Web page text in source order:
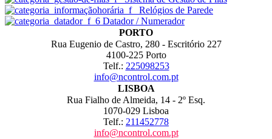
Relógios de Parede
Datador / Numerador
PORTO
Rua Eugenio de Castro, 280 - Escritório 227
4100-225 Porto
Telf.: 225098253
info@ncontrol.com.pt
LISBOA
Rua Fialho de Almeida, 14 - 2º Esq.
1070-029 Lisboa
Telf.: 211452778
info@ncontrol.com.pt